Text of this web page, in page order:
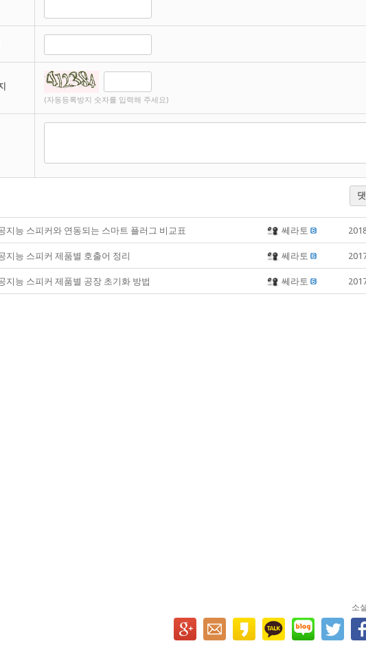
(자동등록방지 숫자를 입력해 주세요)
지능 스피커와 연동되는 스마트 플러그 비교표 쎄라토
지능 스피커 제품별 호출어 정리 쎄라토
지능 스피커 제품별 공장 초기화 방법 쎄라토
소